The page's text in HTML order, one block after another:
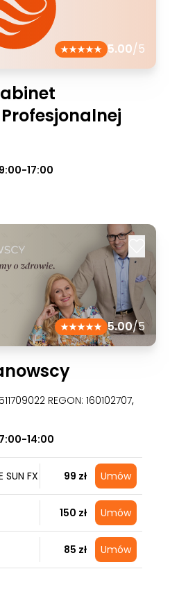
5.00/5
17:00
5.00/5
REGON: 160102707,
14:00
SUN FX 99 zł Umów
150 zł Umów
85 zł Umów